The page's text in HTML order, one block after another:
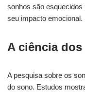
sonhos são esquecidos
seu impacto emocional.
A ciência
A pesquisa sobre os
do sono. Estudos